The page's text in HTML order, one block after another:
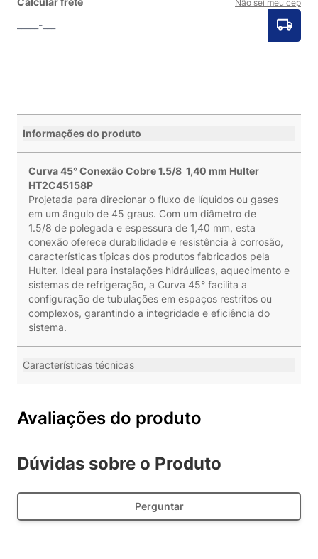
Não sei meu cep
Informações do produto
Curva 45° Conexão Cobre 1.5/8 1,40 mm Hulter
HT2C45158P
Projetada para direcionar o fluxo de líquidos ou gases
em um ângulo de 45 graus. Com um diâmetro de
1.5/8 de polegada e espessura de 1,40 mm, esta
conexão oferece durabilidade e resistência à corrosão,
características típicas dos produtos fabricados pela
Hulter. Ideal para instalações hidráulicas, aquecimento e
sistemas de refrigeração, a Curva 45° facilita a
configuração de tubulações em espaços restritos ou
complexos, garantindo a integridade e eficiência do
sistema.
Características técnicas
Avaliações do produto
Dúvidas sobre o Produto
Perguntar